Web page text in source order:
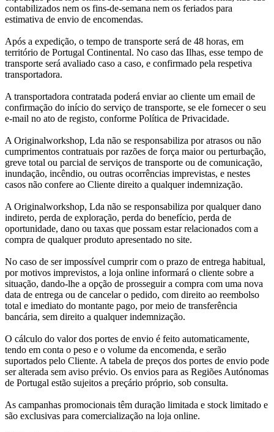
contabilizados nem os fins-de-semana nem os feriados para
estimativa de envio de encomendas.
Após a expedição, o tempo de transporte será de 48 horas, em
território de Portugal Continental. No caso das Ilhas, esse tempo de
transporte será avaliado caso a caso, e confirmado pela respetiva
transportadora.
A transportadora contratada poderá enviar ao cliente um email de
confirmação do início do serviço de transporte, se ele fornecer o seu
e-mail no ato de registo, conforme Política de Privacidade.
A Originalworkshop, Lda não se responsabiliza por atrasos ou não
cumprimentos contratuais por razões de força maior ou perturbação,
greve total ou parcial de serviços de transporte ou de comunicação,
inundação, incêndio, ou outras ocorrências imprevistas, e nestes
casos não confere ao Cliente direito a qualquer indemnização.
A Originalworkshop, Lda não se responsabiliza por qualquer dano
indireto, perda de exploração, perda do benefício, perda de
oportunidade, dano ou taxas que possam estar relacionados com a
compra de qualquer produto apresentado no site.
No caso de ser impossível cumprir com o prazo de entrega habitual,
por motivos imprevistos, a loja online informará o cliente sobre a
situação, dando-lhe a opção de prosseguir a compra com uma nova
data de entrega ou de cancelar o pedido, com direito ao reembolso
total e imediato do montante pago, por meio de transferência
bancária, sem direito a qualquer indemnização.
O cálculo do valor dos portes de envio é feito automaticamente,
tendo em conta o peso e o volume da encomenda, e serão
suportados pelo Cliente. A tabela de preços dos portes de envio pode
ser alterada sem aviso prévio. Os envios para as Regiões Autónomas
de Portugal estão sujeitos a preçário próprio, sob consulta.
As campanhas promocionais têm duração limitada e stock limitado e
são exclusivas para comercialização na loja online.